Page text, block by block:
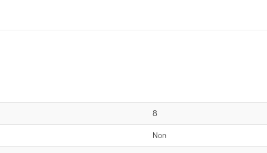
8
Non